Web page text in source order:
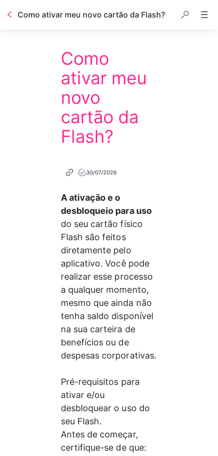
Como ativar meu novo cartão da Flash?
Como
ativar meu
novo
cartão da
Flash?
30/07/2026
A ativação e o
desbloqueio para uso
do seu cartão físico
Flash são feitos
diretamente pelo
aplicativo. Você pode
realizar esse processo
a qualquer momento,
mesmo que ainda não
tenha saldo disponível
na sua carteira de
benefícios ou de
despesas corporativas.
Pré-requisitos para
ativar e/ou
desbloquear o uso do
seu Flash.
Antes de começar,
certifique-se de que: